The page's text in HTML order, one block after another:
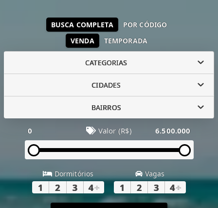
VENDA TEMPORADA
BUSCA COMPLETA POR CÓDIGO
CATEGORIAS
CIDADES
BAIRROS
0 Valor (R$) 6.500.000
Dormitórios
1 2 3 4+
Vagas
1 2 3 4+